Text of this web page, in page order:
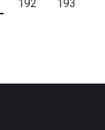
192
193